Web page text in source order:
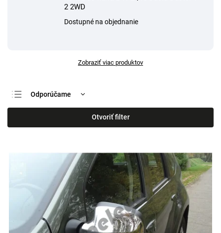
2 2WD
Dostupné na objednanie
Zobraziť viac produktov
Odporúčame
Najlacnejšie
Najdrahšie
Otvoriť filter